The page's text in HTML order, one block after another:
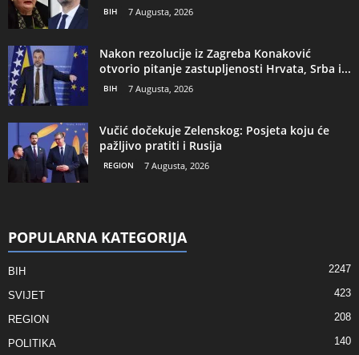
BIH 7 Augusta, 2026
Nakon rezolucije iz Zagreba Konaković
otvorio pitanje zastupljenosti Hrvata, Srba i...
BIH 7 Augusta, 2026
Vučić dočekuje Zelenskog: Posjeta koju će
pažljivo pratiti i Rusija
REGION 7 Augusta, 2026
POPULARNA KATEGORIJA
BIH 2247
SVIJET 423
REGION 208
POLITIKA 140